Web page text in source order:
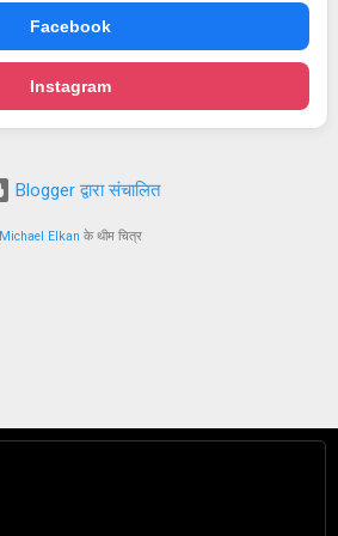
Facebook
Instagram
Blogger द्वारा संचालित
Michael Elkan के थीम चित्र